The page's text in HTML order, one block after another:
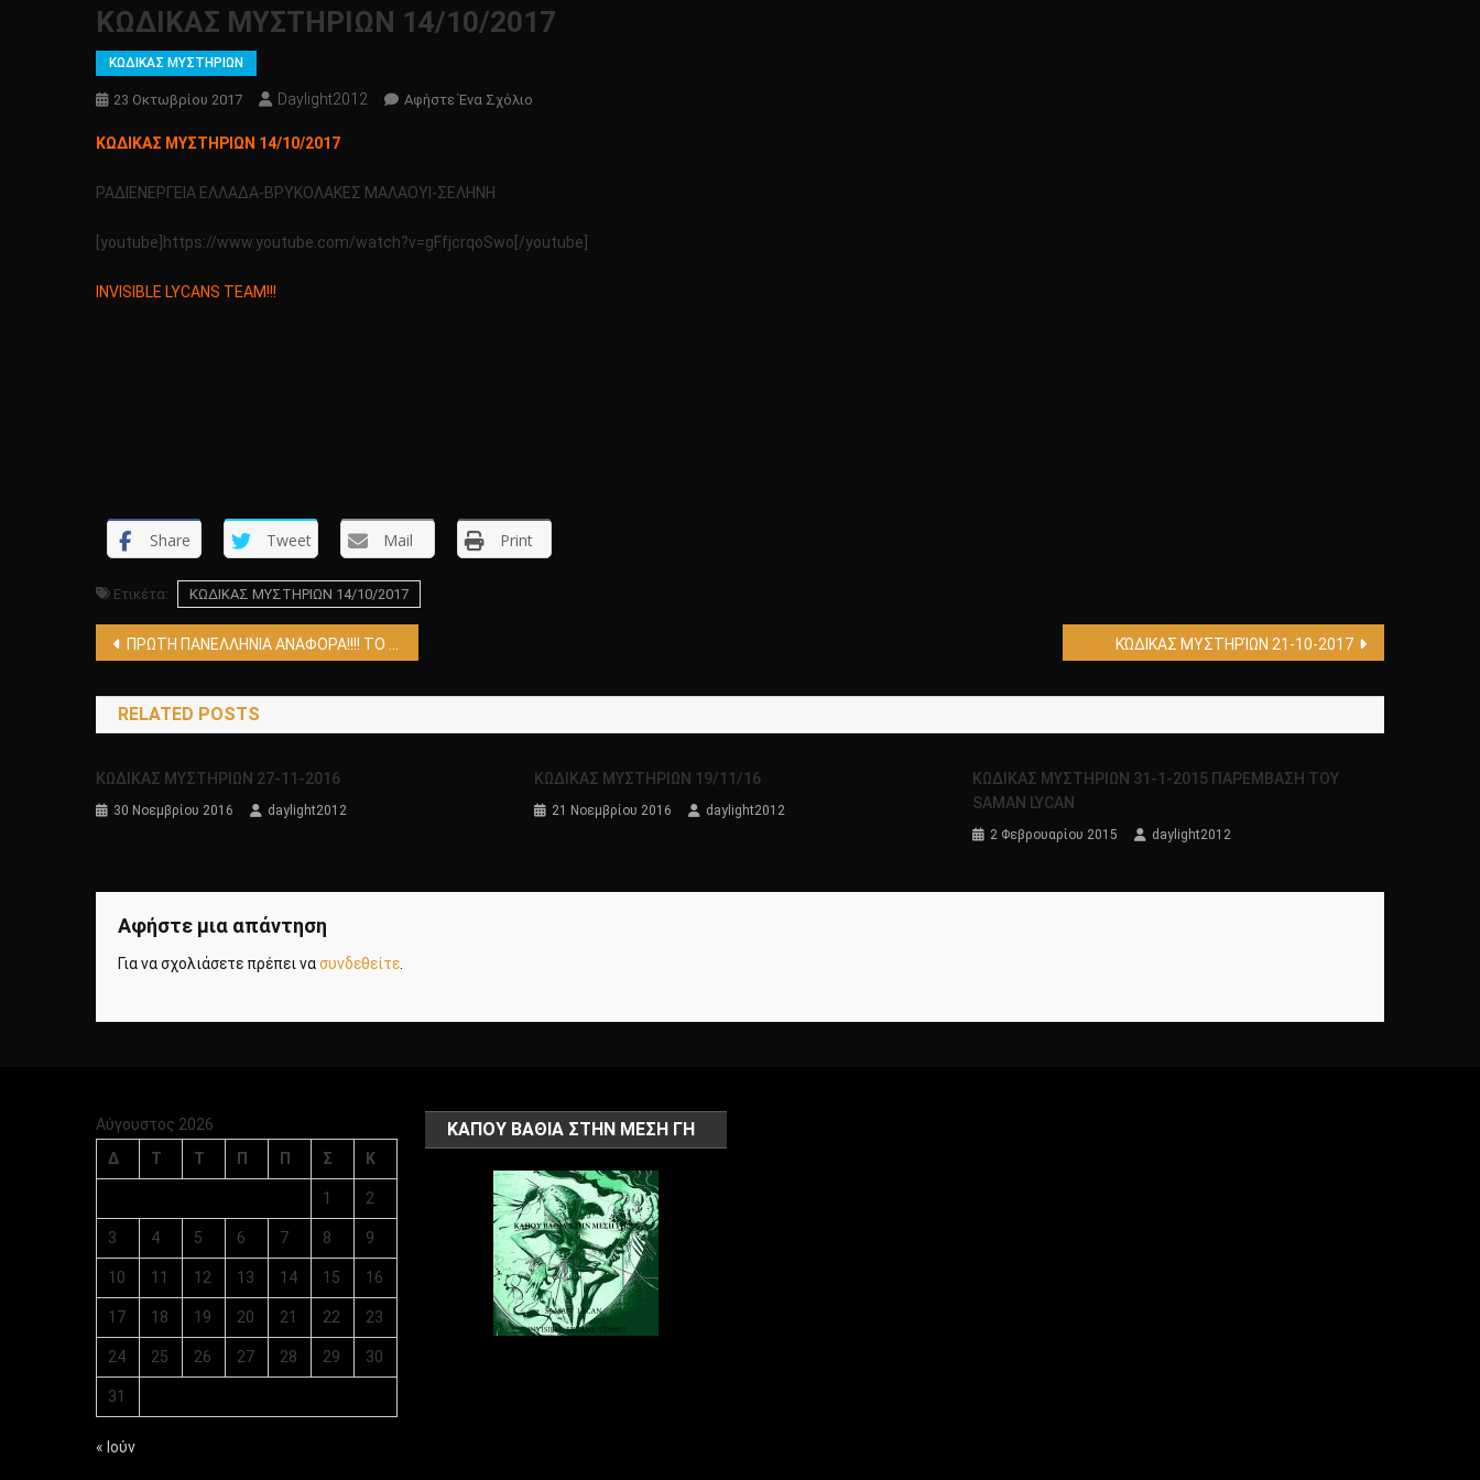
ΚΩΔΙΚΑΣ ΜΥΣΤΗΡΙΩΝ 14/10/2017
ΚΩΔΙΚΑΣ ΜΥΣΤΗΡΙΩΝ
23 Οκτωβρίου 2017 Daylight2012 Αφήστε Ένα Σχόλιο
ΚΩΔΙΚΑΣ ΜΥΣΤΗΡΙΩΝ 14/10/2017
ΡΑΔΙΕΝΕΡΓΕΙΑ ΕΛΛΑΔΑ-ΒΡΥΚΟΛΑΚΕΣ ΜΑΛΑΟΥΙ-ΣΕΛΗΝΗ
[youtube]https://www.youtube.com/watch?v=gFfjcrqoSwo[/youtube]
INVISIBLE LYCANS TEAM!!!
Share Tweet Mail Print
Ετικέτα: ΚΩΔΙΚΑΣ ΜΥΣΤΗΡΙΩΝ 14/10/2017
Πλοήγηση
άρθρων
ΠΡΩΤΗ ΠΑΝΕΛΛΗΝΙΑ ΑΝΑΦΟΡΑ!!!! ΤΟ ΠΟΤΑΜΙΣΙΟ ΤΕΡΑΣ ΤΟΥ ΠΟΤΑΜΟΥ ΜΠΡΟΥΝΕΪ!!!! ΚΏΔΙΚΑΣ ΜΥΣΤΗΡΊΩΝ 21-10-2017
RELATED POSTS
ΚΩΔΙΚΑΣ ΜΥΣΤΗΡΙΩΝ 27-11-2016
30 Νοεμβρίου 2016 daylight2012
ΚΩΔΙΚΑΣ ΜΥΣΤΗΡΙΩΝ 19/11/16
21 Νοεμβρίου 2016 daylight2012
ΚΩΔΙΚΑΣ ΜΥΣΤΗΡΙΩΝ 31-1-2015 ΠΑΡΕΜΒΑΣΗ ΤΟΥ
SAMAN LYCAN
2 Φεβρουαρίου 2015 daylight2012
Αφήστε μια απάντηση
Για να σχολιάσετε πρέπει νασυνδεθείτε.
Αύγουστος 2026
Δ
Τ Τ Π Π Σ Κ
1 2
3 4 5 6 7 8 9
10 11 12 13 14 15 16
17 18 19 20 21 22 23
24 25 26 27 28 29 30
31
« Ιούν
ΚΑΠΟΥ ΒΑΘΙΑ ΣΤΗΝ ΜΕΣΗ ΓΗ